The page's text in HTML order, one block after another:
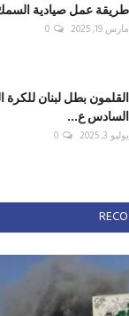
طريقة عمل صيادية
مارس 19, 2025 0
القلمون بطل لبنان
السادس ع...
يوليو 3, 2025 0